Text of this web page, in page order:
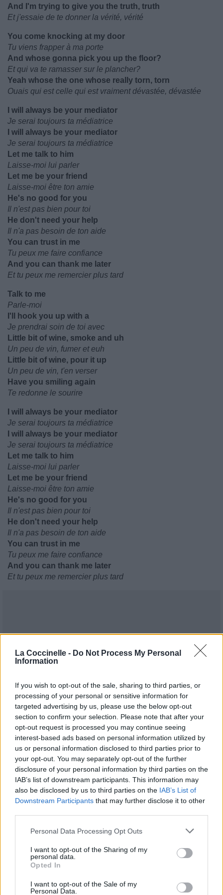
La Coccinelle - Do Not Process My Personal
Information
If you wish to opt-out of the sale, sharing to third parties, or
processing of your personal or sensitive information for
targeted advertising by us, please use the below opt-out
section to confirm your selection. Please note that after your
opt-out request is processed you may continue seeing
interest-based ads based on personal information utilized by
us or personal information disclosed to third parties prior to
your opt-out. You may separately opt-out of the further
disclosure of your personal information by third parties on the
IAB’s list of downstream participants. This information may
also be disclosed by us to third parties on the IAB’s List of
Downstream Participants that may further disclose it to other
Personal Data Processing Opt Outs
I want to opt-out of the Sharing of my
personal data.
Opted In
I want to opt-out of the Sale of my
Personal Data.
And I'm trying to give you the truth, truth
Et j'essaie de te donner la vérité, vérité
You come knocking at my door
Tu viens frapper à ma porte
And whose gonna pick you up the floor?
Et qui va te ramasser sur le plancher?
Yeah whose the one whose really torn, torn
Ouais qui est celle qui est vraiment dévastée, dévastée
I will always be your mediator
Je serai toujours ta médiatrice
I will always be your mediator
Je serai toujours ta médiatrice
Let me talk to him
Laisse-moi lui parler
Let me be your friend
Laisse-moi être ton amie
He's no good for you
Il n'est pas bien pour toi
He don't need your help
Il n'a pas besoin de ton aide
You can trust in me
Tu peux me faire confiance
And you can thank me later
Et tu peux me remercier plus tard
Talk to me
Parle-moi
I'll hook you up with a
Je prendrai soin de toi avec
Little bit of wine, smoke and uh
Un peu de vin, fumer et euh
Little bit of wine, pour it up
Un peu de vin, t'en verser
Have you smiling again
Te redonne le sourire
I will always be your mediator
Je serai toujours ta médiatrice
I will always be your mediator
Je serai toujours ta médiatrice
Let me talk to him
Laisse-moi lui parler
Let me be your friend
Laisse-moi être ton amie
He's no good for you
Il n'est pas bien pour toi
He don't need your help
Il n'a pas besoin de ton aide
You can trust in me
Tu peux me faire confiance
And you can thank me later
Et tu peux me remercier plus tard
Publié parVisa 247824 5 5 7 le 12 septembre
2016 à 10h21.
Chanteurs :AlunaGeorge
Albums : I Remember
Paroles + Traduction Téléchargement